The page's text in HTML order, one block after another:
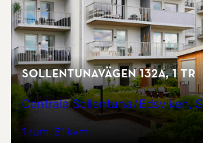
Sollentunavägen 132A, 1 tr
Centrala Sollentuna/Edsviken,
1 rum 31 kvm